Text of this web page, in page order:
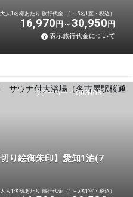
大人1名様あたり 旅行代金（1～5名1室・税込）
16,970 円 30,950 円
表示旅行代金について
ツアーコード Q02NO3
り絵御朱印】愛知1泊(7
大人1名様あたり 旅行代金（1～5名1室・税込）